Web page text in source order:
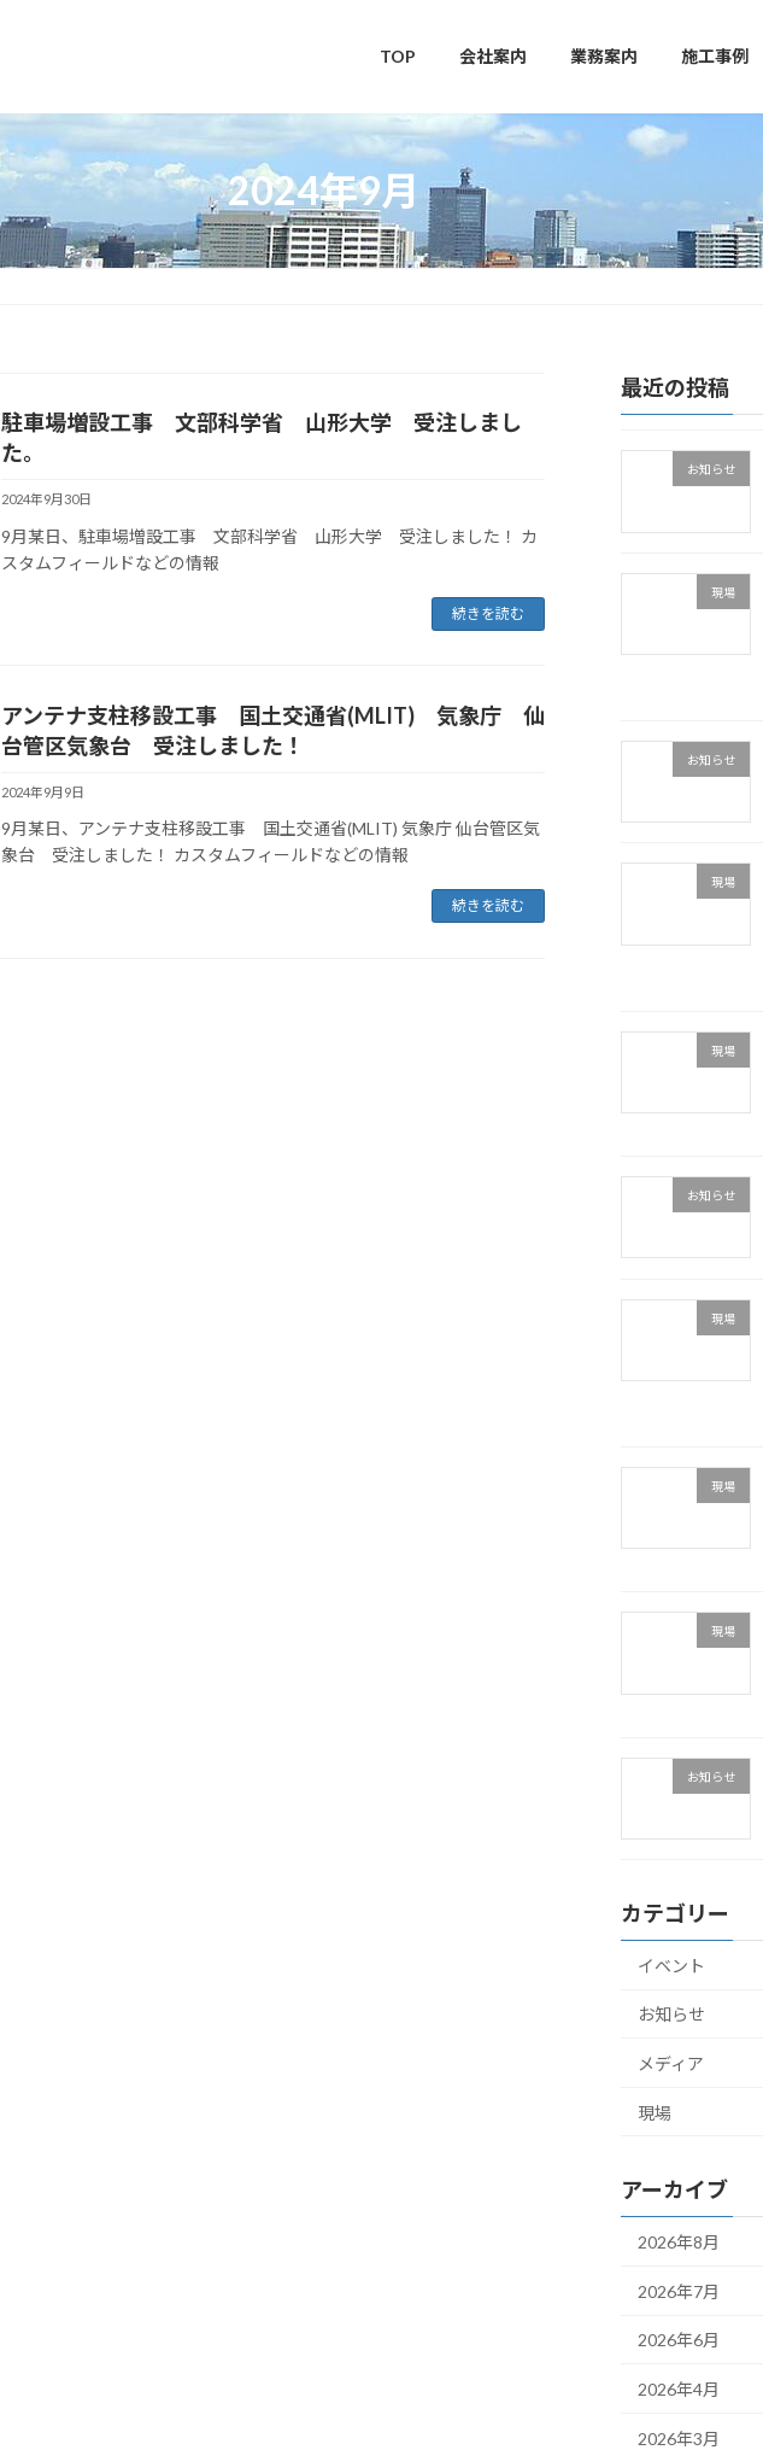
TOP 会社案内 業務案内 施工事例
2024年9月
駐車場増設工事 文部科学省 山形大学 受注しまし
た。
2024年9月30日
9月某日、駐車場増設工事 文部科学省 山形大学 受注しました！ カ
スタムフィールドなどの情報
続きを読む
アンテナ支柱移設工事 国土交通省(MLIT) 気象庁 仙
台管区気象台 受注しました！
2024年9月9日
9月某日、アンテナ支柱移設工事 国土交通省(MLIT) 気象庁 仙台管区気
象台 受注しました！ カスタムフィールドなどの情報
続きを読む
最近の投稿
お知らせ
現場
お知らせ
現場
現場
お知らせ
現場
現場
現場
お知らせ
カテゴリー
イベント
お知らせ
メディア
現場
アーカイブ
2026年8月
2026年7月
2026年6月
2026年4月
2026年3月